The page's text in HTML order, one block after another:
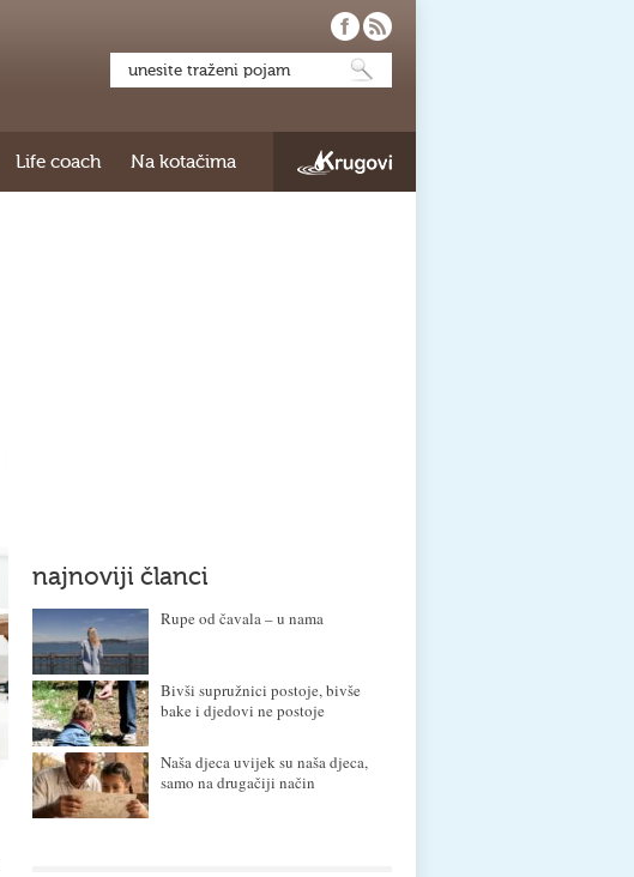
Life coach Na kotačima
najnoviji članci
Rupe od čavala – u nama
Bivši supružnici postoje, bivše
bake i djedovi ne postoje
Naša djeca uvijek su naša djeca,
samo na drugačiji način